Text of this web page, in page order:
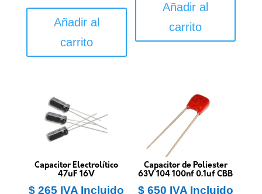
Añadir al
carrito
Añadir al
carrito
Capacitor Electrolítico
47uF 16V
$ 265 IVA Incluido
Capacitor de Poliester
63V 104 100nf 0.1uf CBB
$650 IVA Incluido